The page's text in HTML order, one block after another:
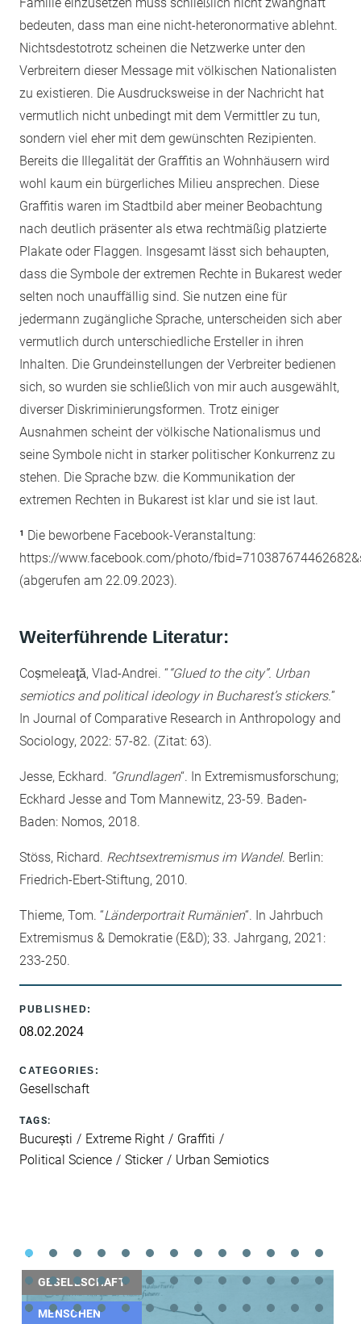
Familie einzusetzen muss schließlich nicht zwanghaft
bedeuten, dass man eine nicht-heteronormative ablehnt.
Nichtsdestotrotz scheinen die Netzwerke unter den
Verbreitern dieser Message mit völkischen Nationalisten
zu existieren. Die Ausdrucksweise in der Nachricht hat
vermutlich nicht unbedingt mit dem Vermittler zu tun,
sondern viel eher mit dem gewünschten Rezipienten.
Bereits die Illegalität der Graffitis an Wohnhäusern wird
wohl kaum ein bürgerliches Milieu ansprechen. Diese
Graffitis waren im Stadtbild aber meiner Beobachtung
nach deutlich präsenter als etwa rechtmäßig platzierte
Plakate oder Flaggen. Insgesamt lässt sich behaupten,
dass die Symbole der extremen Rechte in Bukarest weder
selten noch unauffällig sind. Sie nutzen eine für
jedermann zugängliche Sprache, unterscheiden sich aber
vermutlich durch unterschiedliche Ersteller in ihren
Inhalten. Die Grundeinstellungen der Verbreiter bedienen
sich, so wurden sie schließlich von mir auch ausgewählt,
diverser Diskriminierungsformen. Trotz einiger
Ausnahmen scheint der völkische Nationalismus und
seine Symbole nicht in starker politischer Konkurrenz zu
stehen. Die Sprache bzw. die Kommunikation der
extremen Rechten in Bukarest ist klar und sie ist laut.
¹ Die beworbene Facebook-Veranstaltung:
https://www.facebook.com/photo/
(abgerufen am 22.09.2023).
Weiterführende Literatur:
Coșmeleaţă, Vlad-Andrei. ““Glued to the city”. Urban
semiotics and political ideology in Bucharest’s stickers.”
In Journal of Comparative Research in Anthropology and
Sociology, 2022: 57-82. (Zitat: 63).
Jesse, Eckhard. “Grundlagen“. In Extremismusforschung;
Eckhard Jesse and Tom Mannewitz, 23-59. Baden-
Baden: Nomos, 2018.
Stöss, Richard. Rechtsextremismus im Wandel. Berlin:
Friedrich-Ebert-Stiftung, 2010.
Thieme, Tom. “Länderportrait Rumänien“. In Jahrbuch
Extremismus & Demokratie (E&D); 33. Jahrgang, 2021:
233-250.
PUBLISHED:
08.02.2024
CATEGORIES:
Gesellschaft
TAGS:
București Extreme Right
Graffiti
Political Science
Sticker Urban Semiotics
GESELLSCHAFT
MENSCHEN